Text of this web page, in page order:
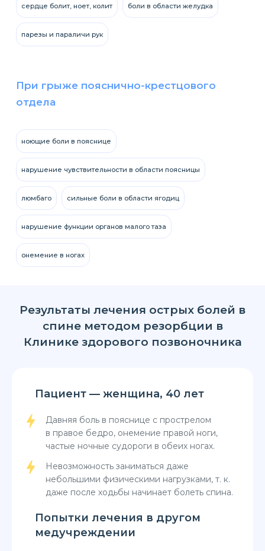
сердце болит, ноет, колит боли в области желудка
парезы и параличи рук
При грыже пояснично-крестцового
отдела
ноющие боли в пояснице
нарушение чувствительности в области поясницы
люмбаго сильные боли в области ягодиц
нарушение функции органов малого таза
онемение в ногах
Результаты лечения острых болей в
спине методом резорбции в
Клинике здорового позвоночника
Пациент — женщина, 40 лет
Давняя боль в пояснице с прострелом
в правое бедро, онемение правой ноги,
частые ночные судороги в обеих ногах.
Невозможность заниматься даже
небольшими физическими нагрузками, т. к.
даже после ходьбы начинает болеть спина.
Попытки лечения в другом
медучреждении